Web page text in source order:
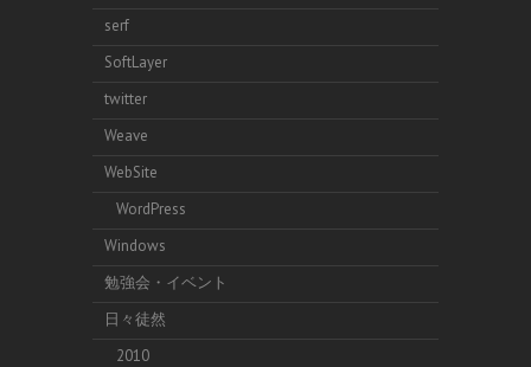
serf
SoftLayer
twitter
Weave
WebSite
WordPress
Windows
勉強会・イベント
日々徒然
2010